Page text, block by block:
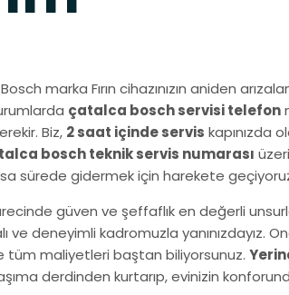
marka Fırın cihazınızın aniden
çatalca bosch servisi telefon
Biz, 2 saat içinde servis kapınızda
bosch teknik servis numarası
sürede gidermek için harekete
güven ve şeffaflık en değerli
ve deneyimli kadromuzla yanınızdayız.
tüm maliyetleri baştan biliyorsunuz.
derdinden kurtarıp, evinizin